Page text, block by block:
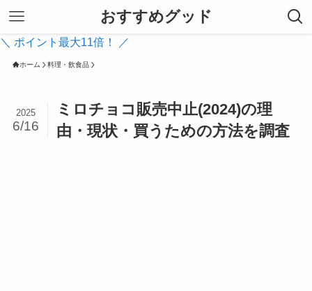
おすすめグッド
＼ ポイント最大11倍！ ／
ホーム 料理・飲食品
ミロチョコ販売中止(2024)の理
由・現状・買うための方法を調査
2025
6/16